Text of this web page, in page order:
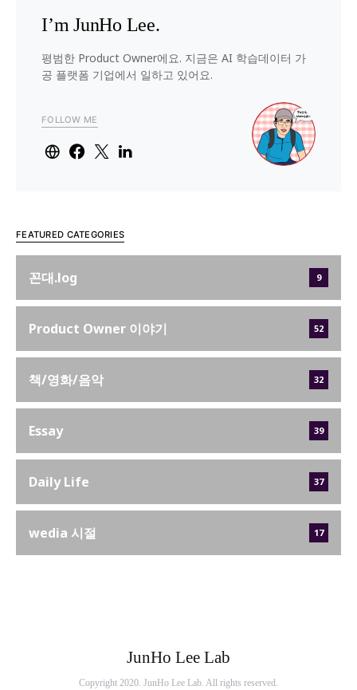
I’m JunHo Lee.
평범한 Product Owner에요. 지금은 AI 학습데이터 가
공 플랫폼 기업에서 일하고 있어요.
FOLLOW ME
FEATURED CATEGORIES
꼰대.log 9
Product Owner 이야기 52
책/영화/음악 32
Essay 39
Daily Life 37
wedia 시절 17
JunHo Lee Lab
Copyright 2020. JunHo Lee Lab. All rights reserved.